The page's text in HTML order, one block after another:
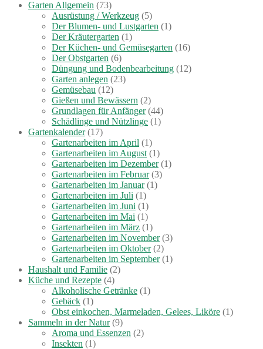
Garten Allgemein (73)
Ausrüstung / Werkzeug (5)
Der Blumen- und Lustgarten (1)
Der Kräutergarten (1)
Der Küchen- und Gemüsegarten (16)
Der Obstgarten (6)
Düngung und Bodenbearbeitung (12)
Garten anlegen (23)
Gemüsebau (12)
Gießen und Bewässern (2)
Grundlagen für Anfänger(44)
Schädlinge und Nützlinge (1)
Gartenkalender(17)
Gartenarbeiten im April (1)
Gartenarbeiten im August (1)
Gartenarbeiten im Dezember(1)
Gartenarbeiten im Februar(3)
Gartenarbeiten im Januar(1)
Gartenarbeiten im Juli (1)
Gartenarbeiten im Juni (1)
Gartenarbeiten im Mai (1)
Gartenarbeiten im März (1)
Gartenarbeiten im November(3)
Gartenarbeiten im Oktober(2)
Gartenarbeiten im September(1)
Haushalt und Familie (2)
Küche und Rezepte (4)
Alkoholische Getränke (1)
Gebäck (1)
Obst einkochen, Marmeladen, Gelees, Liköre (1)
Sammeln in der Natur(9)
Aroma und Essenzen (2)
Insekten (1)